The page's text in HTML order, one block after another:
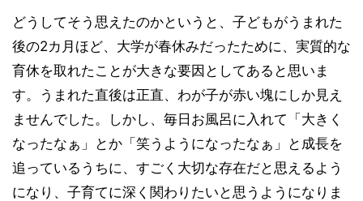
どうしてそう思えたのかというと、子どもがうまれた
後の2カ月ほど、大学が春休みだったために、実質的な
育休を取れたことが大きな要因としてあると思いま
す。うまれた直後は正直、わが子が赤い塊にしか見え
ませんでした。しかし、毎日お風呂に入れて「大きく
なったなぁ」とか「笑うようになったなぁ」と成長を
追っているうちに、すごく大切な存在だと思えるよう
になり、子育てに深く関わりたいと思うようになりま